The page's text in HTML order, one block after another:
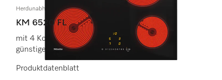
Herdunabhängiges Elektrokochfeld
KM 6520 FL
mit 4 Kochzonen für größten Komfort zum
günstigen Einstiegspreis.
Produktdatenblatt